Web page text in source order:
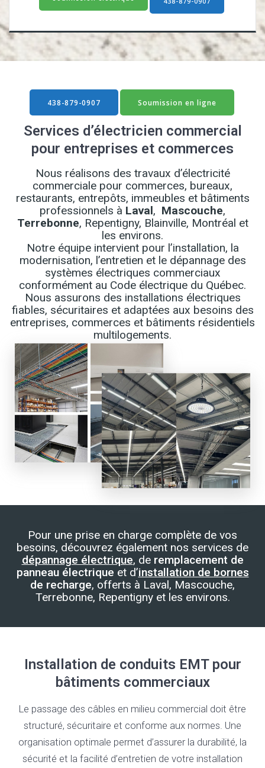
438-879-0907 Soumission en ligne
Services d’électricien commercial
pour entreprises et commerces
Nous réalisons des travaux d’électricité
commerciale pour commerces, bureaux,
restaurants, entrepôts, immeubles et bâtiments
professionnels à Laval, Mascouche,
Terrebonne, Repentigny, Blainville, Montréal et
les environs.
Notre équipe intervient pour l’installation, la
modernisation, l’entretien et le dépannage des
systèmes électriques commerciaux
conformément au Code électrique du Québec.
Nous assurons des installations électriques
fiables, sécuritaires et adaptées aux besoins des
entreprises, commerces et bâtiments résidentiels
multilogements.
Pour une prise en charge complète de vos
besoins, découvrez également nos services de
dépannage électrique, de remplacement de
panneau électrique et d’installation de bornes
de recharge, offerts à Laval, Mascouche,
Terrebonne, Repentigny et les environs.
Installation de conduits EMT pour
bâtiments commerciaux
Le passage des câbles en milieu commercial doit être
structuré, sécuritaire et conforme aux normes. Une
organisation optimale permet d’assurer la durabilité, la
sécurité et la facilité d’entretien de votre installation